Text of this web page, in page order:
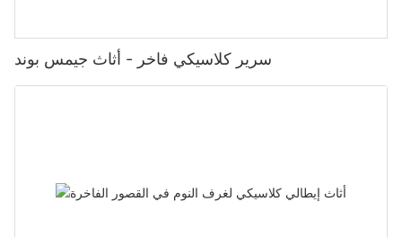
سرير كلاسيكي فاخر - أثاث جيمس بوند